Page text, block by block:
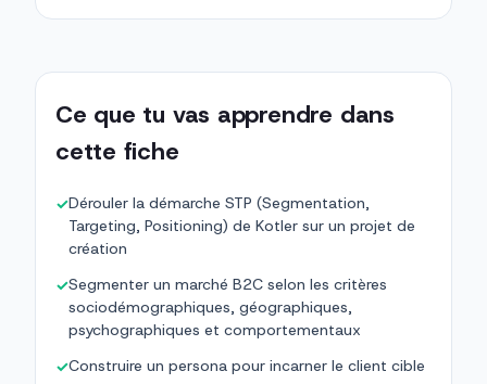
Ce que tu vas apprendre dans
cette fiche
✓Dérouler la démarche STP (Segmentation,
Targeting, Positioning) de Kotler sur un projet de
création
✓Segmenter un marché B2C selon les critères
sociodémographiques, géographiques,
psychographiques et comportementaux
✓Construire un persona pour incarner le client cible